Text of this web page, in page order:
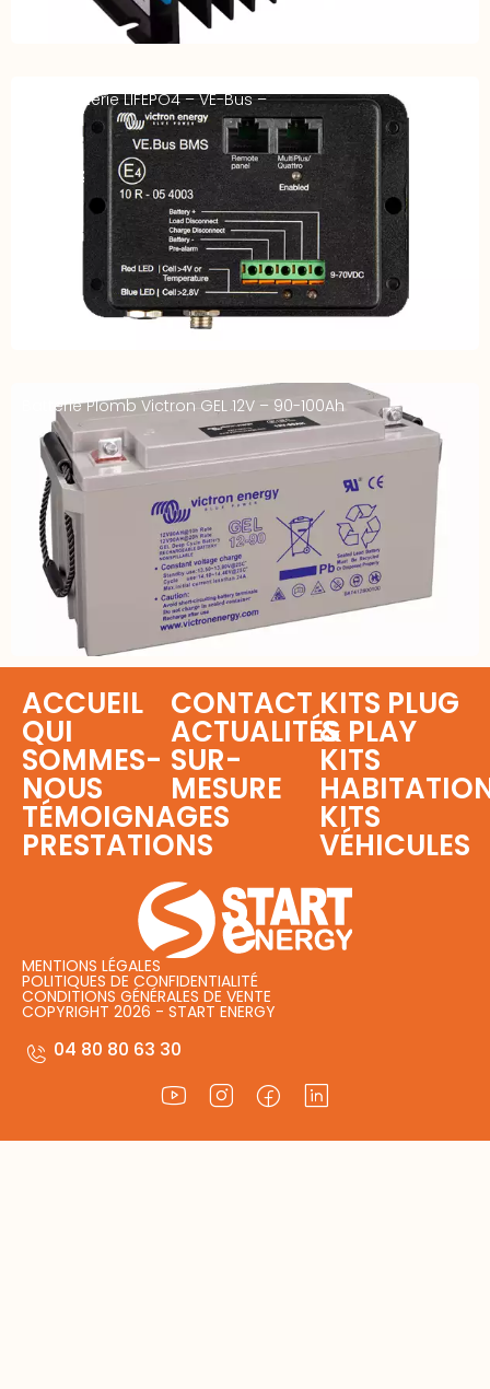
BMS batterie LIFEPO4 – VE-Bus –
Batterie Plomb Victron GEL 12V – 90-100Ah
MENTIONS LÉGALES
POLITIQUES DE CONFIDENTIALITÉ
CONDITIONS GÉNÉRALES DE VENTE
COPYRIGHT 2026 - START ENERGY
ACCUEIL
QUI
SOMMES-
NOUS
TÉMOIGNAGES
PRESTATIONS
CONTACT
ACTUALITÉS
SUR-
MESURE
KITS PLUG
& PLAY
KITS
KITS
VÉHICULES
04 80 80 63 30